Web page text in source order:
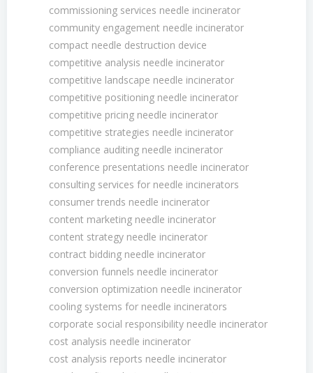
commissioning services needle incinerator
community engagement needle incinerator
compact needle destruction device
competitive analysis needle incinerator
competitive landscape needle incinerator
competitive positioning needle incinerator
competitive pricing needle incinerator
competitive strategies needle incinerator
compliance auditing needle incinerator
conference presentations needle incinerator
consulting services for needle incinerators
consumer trends needle incinerator
content marketing needle incinerator
content strategy needle incinerator
contract bidding needle incinerator
conversion funnels needle incinerator
conversion optimization needle incinerator
cooling systems for needle incinerators
corporate social responsibility needle incinerator
cost analysis needle incinerator
cost analysis reports needle incinerator